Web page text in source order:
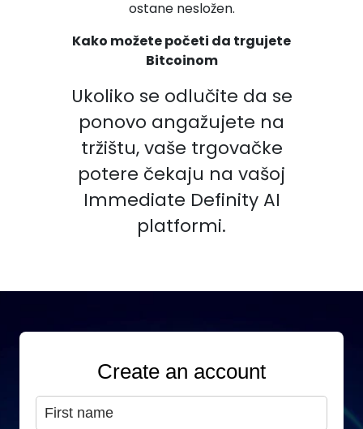
ostane nesložen.
Kako možete početi da trgujete
Bitcoinom
Ukoliko se odlučite da se
ponovo angažujete na
tržištu, vaše trgovačke
potere čekaju na vašoj
Immediate Definity AI
platformi.